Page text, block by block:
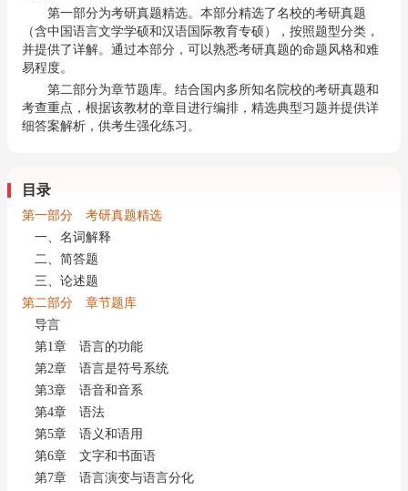
第一部分为考研真题精选。本部分精选了名校的考研真题
（含中国语言文学学硕和汉语国际教育专硕），按照题型分类，
并提供了详解。通过本部分，可以熟悉考研真题的命题风格和难
易程度。
第二部分为章节题库。结合国内多所知名院校的考研真题和
考查重点，根据该教材的章目进行编排，精选典型习题并提供详
细答案解析，供考生强化练习。
目录
第一部分 考研真题精选
一、名词解释
二、简答题
三、论述题
第二部分 章节题库
导言
第1章 语言的功能
第2章 语言是符号系统
第3章 语音和音系
第4章 语法
第5章 语义和语用
第6章 文字和书面语
第7章 语言演变与语言分化